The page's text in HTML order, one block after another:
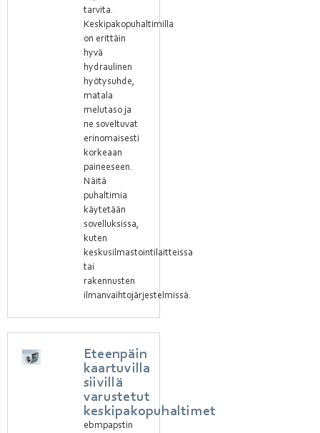
tarvita.
Keskipakopuhaltimilla
on erittäin
hyvä
hydraulinen
hyötysuhde,
matala
melutaso ja
ne soveltuvat
erinomaisesti
korkeaan
paineeseen.
Näitä
puhaltimia
käytetään
sovelluksissa,
kuten
keskusilmastointilaitteissa
tai
rakennusten
ilmanvaihtojärjestelmissä.
Eteenpäin
kaartuvilla
siivillä
varustetut
keskipakopuhaltimet
ebmpapstin